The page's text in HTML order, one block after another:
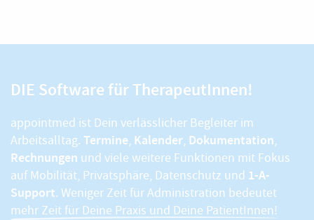
DIE Software für TherapeutInnen!
appointmed ist Dein verlässlicher Begleiter im
Arbeitsalltag. Termine, Kalender, Dokumentation,
Rechnungen und viele weitere Funktionen mit Fokus
auf Mobilität, Privatsphäre, Datenschutz und 1-A-
Support. Weniger Zeit für Administration bedeutet
mehr Zeit für Deine Praxis und Deine PatientInnen!